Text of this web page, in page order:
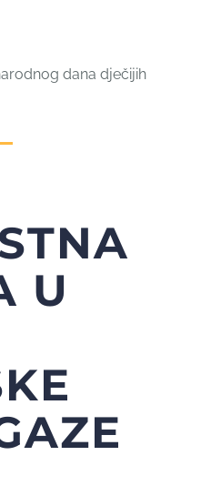
dana dječijih
U